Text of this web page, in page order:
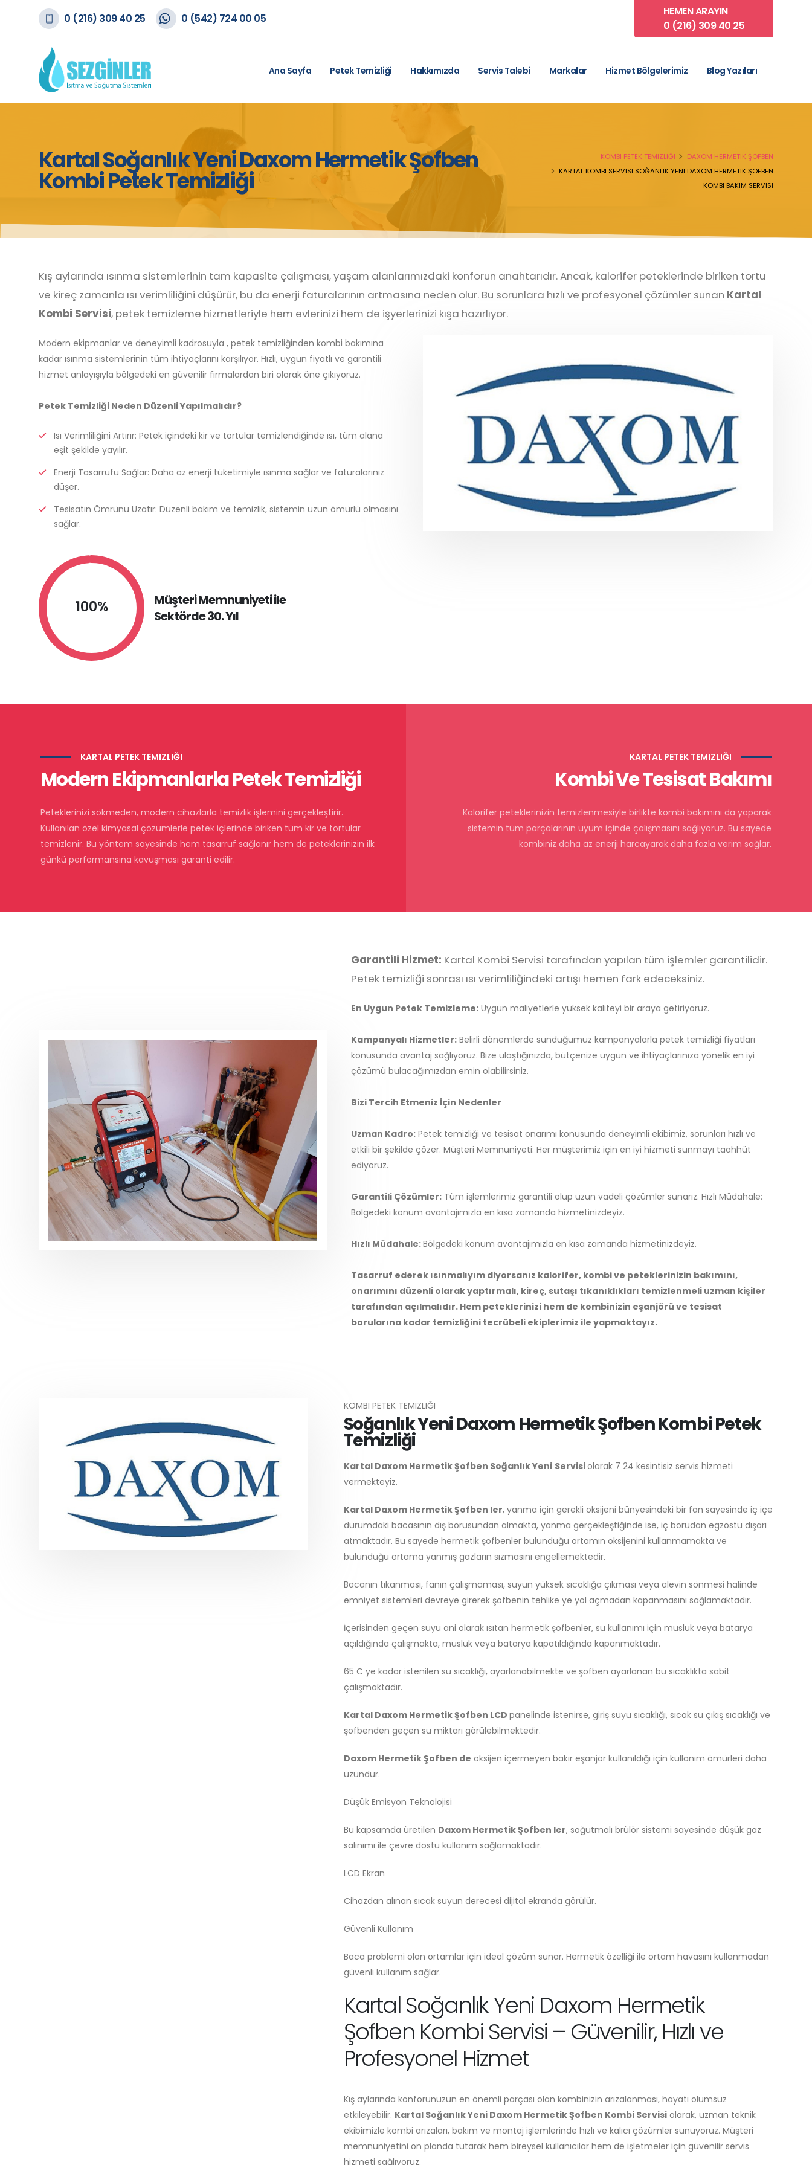
0 (216) 309 40 25 0 (542) 724 00 05
HEMEN ARAYIN
0 (216) 309 40 25
Ana Sayfa Petek Temizliği Hakkımızda Servis Talebi Markalar Hizmet Bölgelerimiz Blog Yazıları
Kartal Soğanlık Yeni Daxom Hermetik Şofben
Kombi Petek Temizliği
KOMBI PETEK TEMIZLIĞI
DAXOM HERMETIK ŞOFBEN
KARTAL KOMBI SERVISI SOĞANLIK YENI DAXOM HERMETIK ŞOFBEN
KOMBI BAKIM SERVISI
Kış aylarında ısınma sistemlerinin tam kapasite çalışması, yaşam alanlarımızdaki konforun anahtarıdır. Ancak, kalorifer peteklerinde biriken tortu
ve kireç zamanla ısı verimliliğini düşürür, bu da enerji faturalarının artmasına neden olur. Bu sorunlara hızlı ve profesyonel çözümler sunan Kartal
Kombi Servisi, petek temizleme hizmetleriyle hem evlerinizi hem de işyerlerinizi kışa hazırlıyor.
Modern ekipmanlar ve deneyimli kadrosuyla , petek temizliğinden kombi bakımına
kadar ısınma sistemlerinin tüm ihtiyaçlarını karşılıyor. Hızlı, uygun fiyatlı ve garantili
hizmet anlayışıyla bölgedeki en güvenilir firmalardan biri olarak öne çıkıyoruz.
Petek Temizliği Neden Düzenli Yapılmalıdır?
Isı Verimliliğini Artırır: Petek içindeki kir ve tortular temizlendiğinde ısı, tüm alana
eşit şekilde yayılır.
Enerji Tasarrufu Sağlar: Daha az enerji tüketimiyle ısınma sağlar ve faturalarınız
düşer.
Tesisatın Ömrünü Uzatır: Düzenli bakım ve temizlik, sistemin uzun ömürlü olmasını
sağlar.
100%
Müşteri Memnuniyeti ile
Sektörde 30. Yıl
KARTAL PETEK TEMIZLIĞI
Modern Ekipmanlarla Petek Temizliği
Peteklerinizi sökmeden, modern cihazlarla temizlik işlemini gerçekleştirir.
Kullanılan özel kimyasal çözümlerle petek içlerinde biriken tüm kir ve tortular
temizlenir. Bu yöntem sayesinde hem tasarruf sağlanır hem de peteklerinizin ilk
günkü performansına kavuşması garanti edilir.
KARTAL PETEK TEMIZLIĞI
Kombi Ve Tesisat Bakımı
Kalorifer peteklerinizin temizlenmesiyle birlikte kombi bakımını da yaparak
sistemin tüm parçalarının uyum içinde çalışmasını sağlıyoruz. Bu sayede
kombiniz daha az enerji harcayarak daha fazla verim sağlar.
Garantili Hizmet: Kartal Kombi Servisi tarafından yapılan tüm işlemler garantilidir.
Petek temizliği sonrası ısı verimliliğindeki artışı hemen fark edeceksiniz.
En Uygun Petek Temizleme:Uygun maliyetlerle yüksek kaliteyi bir araya getiriyoruz.
Kampanyalı Hizmetler:Belirli dönemlerde sunduğumuz kampanyalarla petek temizliği fiyatları
konusunda avantaj sağlıyoruz. Bize ulaştığınızda, bütçenize uygun ve ihtiyaçlarınıza yönelik en iyi
çözümü bulacağımızdan emin olabilirsiniz.
Bizi Tercih Etmeniz İçin Nedenler
Uzman Kadro:Petek temizliği ve tesisat onarımı konusunda deneyimli ekibimiz, sorunları hızlı ve
etkili bir şekilde çözer. Müşteri Memnuniyeti: Her müşterimiz için en iyi hizmeti sunmayı taahhüt
ediyoruz.
Garantili Çözümler:Tüm işlemlerimiz garantili olup uzun vadeli çözümler sunarız. Hızlı Müdahale:
Bölgedeki konum avantajımızla en kısa zamanda hizmetinizdeyiz.
Hızlı Müdahale:Bölgedeki konum avantajımızla en kısa zamanda hizmetinizdeyiz.
Tasarruf ederek ısınmalıyım diyorsanız kalorifer, kombi ve peteklerinizin bakımını,
onarımını düzenli olarak yaptırmalı, kireç, sutaşı tıkanıklıkları temizlenmeli uzman kişiler
tarafından açılmalıdır. Hem peteklerinizi hem de kombinizin eşanjörü ve tesisat
borularına kadar temizliğini tecrübeli ekiplerimiz ile yapmaktayız.
KOMBI PETEK TEMIZLIĞI
Soğanlık Yeni Daxom Hermetik Şofben Kombi Petek
Temizliği
Kartal Daxom Hermetik Şofben Soğanlık Yeni Servisiolarak 7 24 kesintisiz servis hizmeti
vermekteyiz.
Kartal Daxom Hermetik Şofben ler, yanma için gerekli oksijeni bünyesindeki bir fan sayesinde iç içe
durumdaki bacasının dış borusundan almakta, yanma gerçekleştiğinde ise, iç borudan egzostu dışarı
atmaktadır. Bu sayede hermetik şofbenler bulunduğu ortamın oksijenini kullanmamakta ve
bulunduğu ortama yanmış gazların sızmasını engellemektedir.
Bacanın tıkanması, fanın çalışmaması, suyun yüksek sıcaklığa çıkması veya alevin sönmesi halinde
emniyet sistemleri devreye girerek şofbenin tehlike ye yol açmadan kapanmasını sağlamaktadır.
İçerisinden geçen suyu ani olarak ısıtan hermetik şofbenler, su kullanımı için musluk veya batarya
açıldığında çalışmakta, musluk veya batarya kapatıldığında kapanmaktadır.
65 C ye kadar istenilen su sıcaklığı, ayarlanabilmekte ve şofben ayarlanan bu sıcaklıkta sabit
çalışmaktadır.
Kartal Daxom Hermetik Şofben LCD panelinde istenirse, giriş suyu sıcaklığı, sıcak su çıkış sıcaklığı ve
şofbenden geçen su miktarı görülebilmektedir.
Daxom Hermetik Şofben de oksijen içermeyen bakır eşanjör kullanıldığı için kullanım ömürleri daha
uzundur.
Düşük Emisyon Teknolojisi
Bu kapsamda üretilen Daxom Hermetik Şofben ler, soğutmalı brülör sistemi sayesinde düşük gaz
salınımı ile çevre dostu kullanım sağlamaktadır.
LCD Ekran
Cihazdan alınan sıcak suyun derecesi dijital ekranda görülür.
Güvenli Kullanım
Baca problemi olan ortamlar için ideal çözüm sunar. Hermetik özelliği ile ortam havasını kullanmadan
güvenli kullanım sağlar.
Kartal Soğanlık Yeni Daxom Hermetik
Şofben Kombi Servisi – Güvenilir, Hızlı ve
Profesyonel Hizmet
Kış aylarında konforunuzun en önemli parçası olan kombinizin arızalanması, hayatı olumsuz
etkileyebilir. Kartal Soğanlık Yeni Daxom Hermetik Şofben Kombi Servisiolarak, uzman teknik
ekibimizle kombi arızaları, bakım ve montaj işlemlerinde hızlı ve kalıcı çözümler sunuyoruz. Müşteri
memnuniyetini ön planda tutarak hem bireysel kullanıcılar hem de işletmeler için güvenilir servis
hizmeti sağlıyoruz.